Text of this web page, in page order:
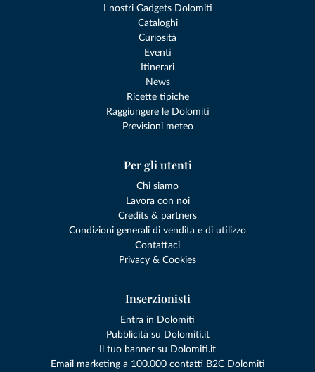
I nostri Gadgets Dolomiti
Cataloghi
Curiosità
Eventi
Itinerari
News
Ricette tipiche
Raggiungere le Dolomiti
Previsioni meteo
Per gli utenti
Chi siamo
Lavora con noi
Credits & partners
Condizioni generali di vendita e di utilizzo
Contattaci
Privacy & Cookies
Inserzionisti
Entra in Dolomiti
Pubblicità su Dolomiti.it
Il tuo banner su Dolomiti.it
Email marketing a 100.000 contatti B2C Dolomiti